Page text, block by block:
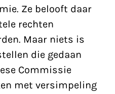
Ze belooft daar
rechten
Maar niets is
die gedaan
Commissie
met versimpeling